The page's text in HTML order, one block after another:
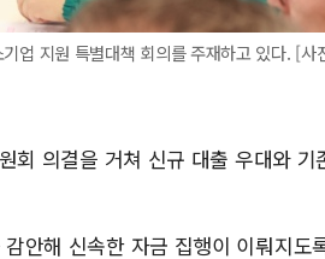
업 지원 특별대책 회의를 주재하고 있다. [사
의결을 거쳐 신규 대출 우대와 기
안해 신속한 자금 집행이 이뤄지도